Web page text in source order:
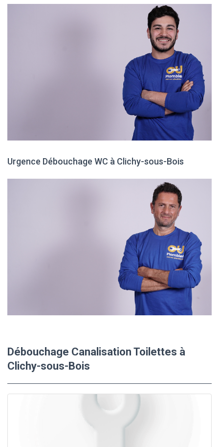
Urgence Débouchage WC à Clichy-sous-Bois
Débouchage Canalisation Toilettes à
Clichy-sous-Bois